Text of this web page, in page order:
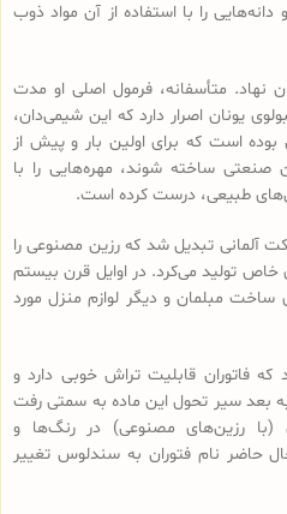
را با استفاده از آن مواد ذوب
نهاد. متأسفانه، فرمول اصلی او مدت
یونان اصرار دارد که این شیمی‌دان،
بوده است که برای اولین بار و پیش از
ساخته شوند، مهره‌هایی را با
طبیعی، درست کرده است.
آلمانی تبدیل شد که رزین مصنوعی را
تولید می‌کرد. در اوایل قرن بیستم
مبلمان و دیگر لوازم منزل مورد
فاتوران قابلیت تراش خوبی دارد و
بعد سیر تحول این ماده به سمتی رفت
(با رزین‌های مصنوعی) در رنگ‌ها و
حاضر نام فتوران به سندلوس تغییر